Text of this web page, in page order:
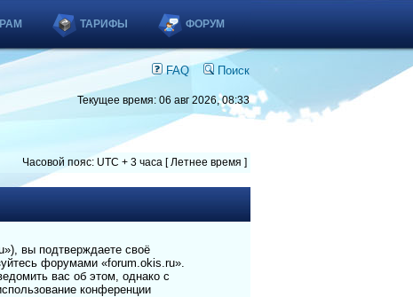
ТАРИФЫ ФОРУМ
FAQ Поиск
Текущее время: 06 авг 2026, 08:33
Часовой пояс: UTC + 3 часа [ Летнее время ]
вы подтверждаете своё
форумами «forum.okis.ru».
вас об этом, однако с
конференции